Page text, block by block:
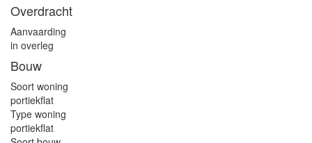
Overdracht
Aanvaarding
in overleg
Bouw
Soort woning
portiekflat
Type woning
portiekflat